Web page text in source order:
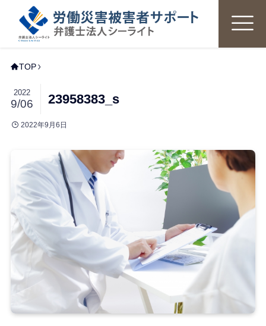
TOP
23958383_s
2022
9/06
2022年9月6日